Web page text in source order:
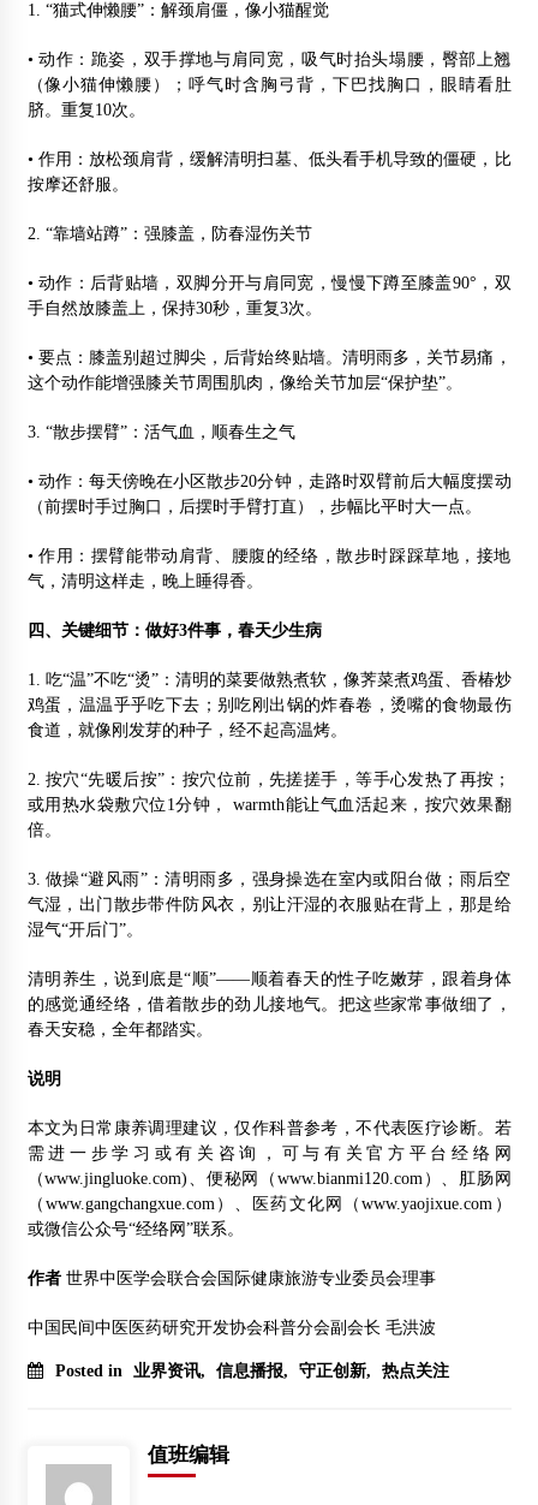
1. “猫式伸懒腰”：解颈肩僵，像小猫醒觉
• 动作：跪姿，双手撑地与肩同宽，吸气时抬头塌腰，臀部上翘
（像小猫伸懒腰）；呼气时含胸弓背，下巴找胸口，眼睛看肚
脐。重复10次。
• 作用：放松颈肩背，缓解清明扫墓、低头看手机导致的僵硬，比
按摩还舒服。
2. “靠墙站蹲”：强膝盖，防春湿伤关节
• 动作：后背贴墙，双脚分开与肩同宽，慢慢下蹲至膝盖90°，双
手自然放膝盖上，保持30秒，重复3次。
• 要点：膝盖别超过脚尖，后背始终贴墙。清明雨多，关节易痛，
这个动作能增强膝关节周围肌肉，像给关节加层“保护垫”。
3. “散步摆臂”：活气血，顺春生之气
• 动作：每天傍晚在小区散步20分钟，走路时双臂前后大幅度摆动
（前摆时手过胸口，后摆时手臂打直），步幅比平时大一点。
• 作用：摆臂能带动肩背、腰腹的经络，散步时踩踩草地，接地
气，清明这样走，晚上睡得香。
四、关键细节：做好3件事，春天少生病
1. 吃“温”不吃“烫”：清明的菜要做熟煮软，像荠菜煮鸡蛋、香椿炒
鸡蛋，温温乎乎吃下去；别吃刚出锅的炸春卷，烫嘴的食物最伤
食道，就像刚发芽的种子，经不起高温烤。
2. 按穴“先暖后按”：按穴位前，先搓搓手，等手心发热了再按；
或用热水袋敷穴位1分钟， warmth能让气血活起来，按穴效果翻
倍。
3. 做操“避风雨”：清明雨多，强身操选在室内或阳台做；雨后空
气湿，出门散步带件防风衣，别让汗湿的衣服贴在背上，那是给
湿气“开后门”。
清明养生，说到底是“顺”——顺着春天的性子吃嫩芽，跟着身体
的感觉通经络，借着散步的劲儿接地气。把这些家常事做细了，
春天安稳，全年都踏实。
说明
本文为日常康养调理建议，仅作科普参考，不代表医疗诊断。若
需进一步学习或有关咨询，可与有关官方平台经络网
（www.jingluoke.com)、便秘网（www.bianmi120.com）、肛肠网
（www.gangchangxue.com）、医药文化网（www.yaojixue.com）
或微信公众号“经络网”联系。
作者世界中医学会联合会国际健康旅游专业委员会理事
中国民间中医医药研究开发协会科普分会副会长 毛洪波
Posted in 业界资讯, 信息播报, 守正创新, 热点关注
值班编辑